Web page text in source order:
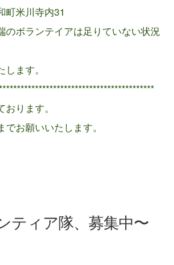
町米川寺内31
のボランテイアは足りていない状況
ます。
ります。
お願いいたします。
ティア隊、募集中〜